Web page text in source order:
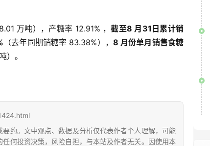
万吨），产糖率 12.91% ，截至8 月31日累计销
（去年同期销糖率 83.38%）， 8 月份单月销售食糖
）。
约。文中观点、数据及分析仅代表作者个人理解，可能
何投资决策，风险自担，与本站及作者无关。因使用本